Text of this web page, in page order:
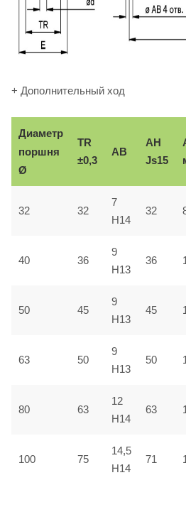
+ Дополнительный ход
Диаметр
поршня
Ø
TR
±0,3
AB
AH
Js15
32 32
7
H14
32
40 36
9
H13
36
50 45
9
H13
45
63 50
9
H13
50
80 63
12
H14
63
100 75
14,5
H14
71